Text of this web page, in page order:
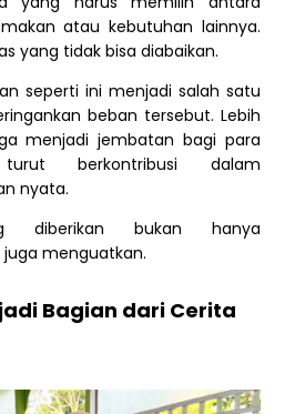
atau kebutuhan lainnya.
yang tidak bisa diabaikan.
seperti ini menjadi salah satu
beban tersebut. Lebih
menjadi jembatan bagi para
berkontribusi dalam
nyata.
diberikan bukan hanya
menguatkan.
Bagian dari Cerita